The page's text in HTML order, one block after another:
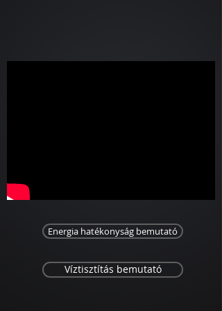
Energia hatékonyság bemutató
Víztisztítás bemutató